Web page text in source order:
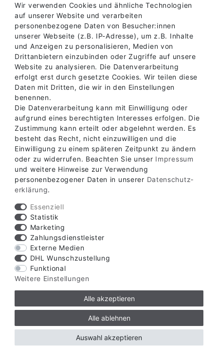
SERVICE
INFORMATIONEN
ABHOLLAGER
KONTAKT
Wir verwenden Cookies und ähnliche Technologien
auf unserer Website und verarbeiten
personenbezogene Daten von Besucher:innen
unserer Webseite (z.B. IP-Adresse), um z.B. Inhalte
und Anzeigen zu personalisieren, Medien von
Drittanbietern einzubinden oder Zugriffe auf unsere
Website zu analysieren. Die Datenverarbeitung
erfolgt erst durch gesetzte Cookies. Wir teilen diese
Daten mit Dritten, die wir in den Einstellungen
benennen.
Die Datenverarbeitung kann mit Einwilligung oder
aufgrund eines berechtigten Interesses erfolgen. Die
Zustimmung kann erteilt oder abgelehnt werden. Es
besteht das Recht, nicht einzuwilligen und die
Einwilligung zu einem späteren Zeitpunkt zu ändern
oder zu widerrufen. Beachten Sie unser Impressum
und weitere Hinweise zur Verwendung
personenbezogener Daten in unserer Daten­schutz­
erklärung.
Essenziell
Statistik
Marketing
Zahlungsdienstleister
Externe Medien
DHL Wunschzustellung
Funktional
Weitere Einstellungen
Alle akzeptieren
Alle ablehnen
Auswahl akzeptieren